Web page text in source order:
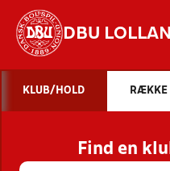
DBU
STILLINGER,
KLUB/HOLD RÆKKE
Find en